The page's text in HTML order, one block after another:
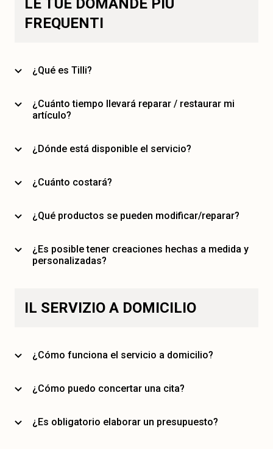
LE TUE DOMANDE PIÙ
FREQUENTI
¿Qué es Tilli?
¿Cuánto tiempo llevará reparar / restaurar mi
artículo?
¿Dónde está disponible el servicio?
¿Cuánto costará?
¿Qué productos se pueden modificar/reparar?
¿Es posible tener creaciones hechas a medida y
personalizadas?
IL SERVIZIO A DOMICILIO
¿Cómo funciona el servicio a domicilio?
¿Cómo puedo concertar una cita?
¿Es obligatorio elaborar un presupuesto?